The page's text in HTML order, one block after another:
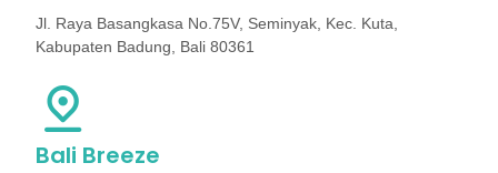
Jl. Raya Basangkasa No.75V, Seminyak, Kec. Kuta,
Kabupaten Badung, Bali 80361
Bali Breeze